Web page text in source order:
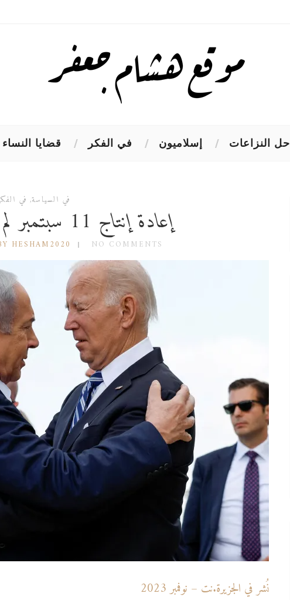
قضايا النساء في الفكر إسلاميون حل النزاعات
في السياسة, في
إعادة إنتاج 11 سبتمبر لم تعد خيارا ممكنا
HESHAM2020 NO COMMENTS
نُشر في الجزيرة.نت – نوفمبر 2023